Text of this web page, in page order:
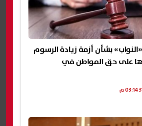
بشأن أزمة زيادة الرسوم
على حق المواطن في